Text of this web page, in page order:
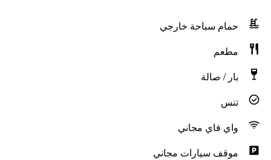
حمام سباحة خارجي
مطعم
بار / صالة
تنس
واي فاي مجاني
موقف سيارات مجاني